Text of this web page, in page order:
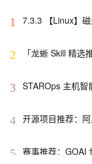
1 7.3.3 【Linux】磁
2
「龙蜥 Skill 精
3 STAROps 主机
4 开源项目推荐：
5 赛事推荐：GOAI